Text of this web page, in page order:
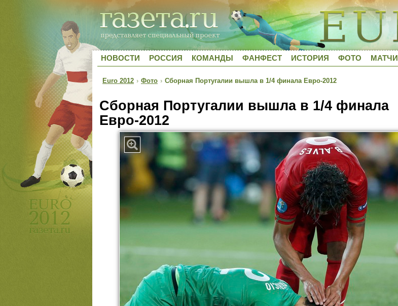
НОВОСТИ РОССИЯ КОМАНДЫ ФАНФЕСТ ИСТОРИЯ ФОТО МАТЧИ
Euro 2012 › Фото › Сборная Португалии вышла в 1/4 финала Евро-2012
Сборная Португалии вышла в 1/4 финала
Евро-2012